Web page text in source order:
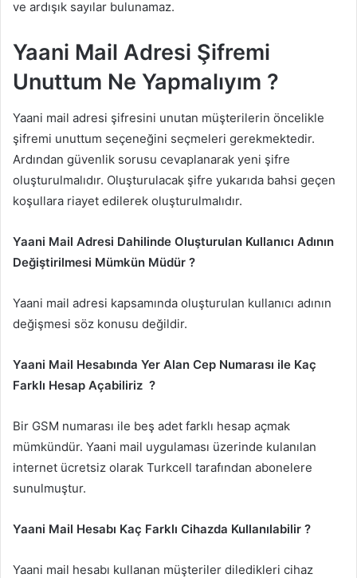
ve ardışık sayılar bulunamaz.
Yaani Mail Adresi Şifremi
Unuttum Ne Yapmalıyım ?
Yaani mail adresi şifresini unutan müşterilerin öncelikle
şifremi unuttum seçeneğini seçmeleri gerekmektedir.
Ardından güvenlik sorusu cevaplanarak yeni şifre
oluşturulmalıdır. Oluşturulacak şifre yukarıda bahsi geçen
koşullara riayet edilerek oluşturulmalıdır.
Yaani Mail Adresi Dahilinde Oluşturulan Kullanıcı Adının
Değiştirilmesi Mümkün Müdür ?
Yaani mail adresi kapsamında oluşturulan kullanıcı adının
değişmesi söz konusu değildir.
Yaani Mail Hesabında Yer Alan Cep Numarası ile Kaç
Farklı Hesap Açabiliriz ?
Bir GSM numarası ile beş adet farklı hesap açmak
mümkündür. Yaani mail uygulaması üzerinde kulanılan
internet ücretsiz olarak Turkcell tarafından abonelere
sunulmuştur.
Yaani Mail Hesabı Kaç Farklı Cihazda Kullanılabilir ?
Yaani mail hesabı kullanan müşteriler diledikleri cihaz